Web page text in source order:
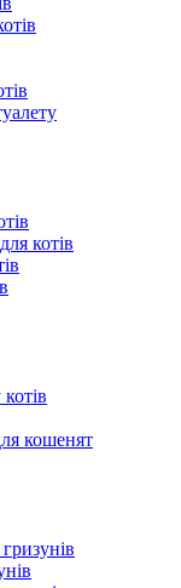
котів
кошенят